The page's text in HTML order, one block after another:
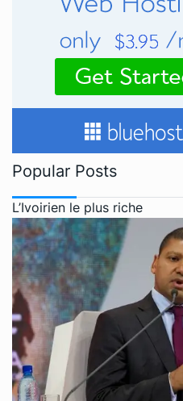
Popular Posts
L’Ivoirien le plus riche